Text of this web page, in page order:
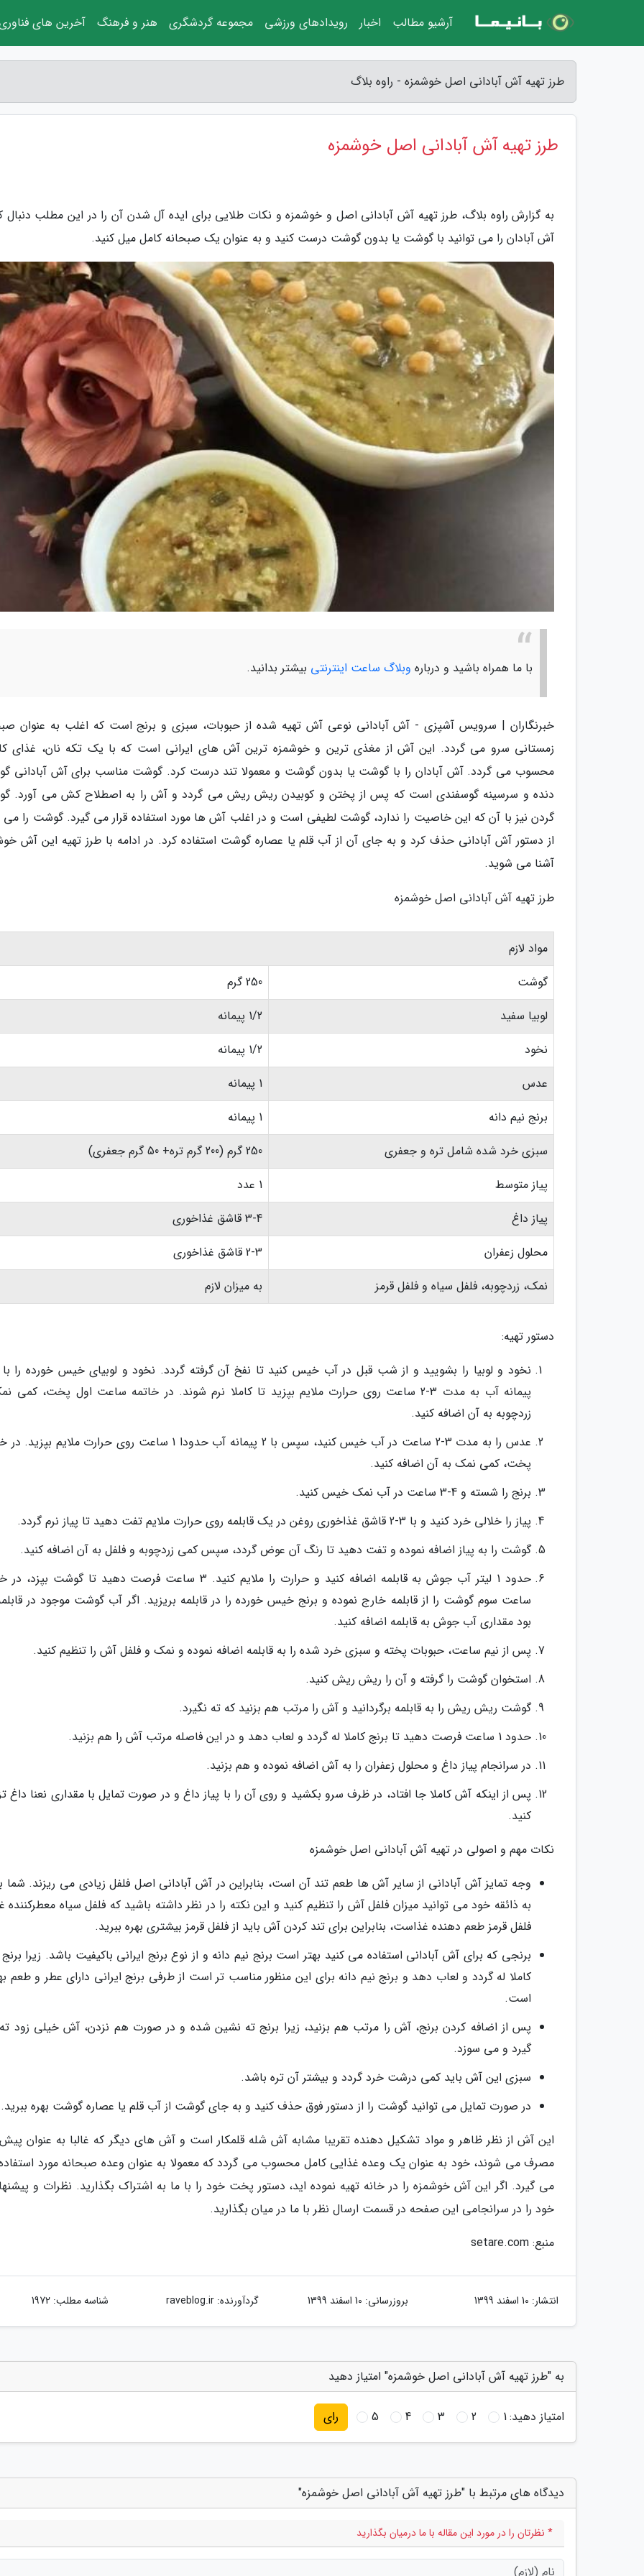
طرز تهیه آش آبادانی اصل خوشمزه - راوه بلاگ
طرز تهیه آش آبادانی اصل خوشمزه
به گزارش راوه بلاگ، طرز تهیه آش آبادانی اصل و خوشمزه و نکات طلایی برای ایده آل شدن آن را در این مطلب دنبال
آش آبادان را می توانید با گوشت یا بدون گوشت درست کنید و به عنوان یک صبحانه کامل میل کنید.
با ما همراه باشید و درباره وبلاگ ساعت اینترنتی بیشتر بدانید.
خبرنگاران | سرویس آشپزی - آش آبادانی نوعی آش تهیه شده از حبوبات، سبزی و برنج است که اغلب به عنوان
زمستانی سرو می گردد. این آش از مغذی ترین و خوشمزه ترین آش های ایرانی است که با یک تکه نان، غذای
محسوب می گردد. آش آبادان را با گوشت یا بدون گوشت و معمولا تند درست کرد. گوشت مناسب برای آش آبادانی
دنده و سرسینه گوسفندی است که پس از پختن و کوبیدن ریش ریش می گردد و آش را به اصطلاح کش می آورد.
گردن نیز با آن که این خاصیت را ندارد، گوشت لطیفی است و در اغلب آش ها مورد استفاده قرار می گیرد. گوشت را می
از دستور آش آبادانی حذف کرد و به جای آن از آب قلم یا عصاره گوشت استفاده کرد. در ادامه با طرز تهیه این آش
آشنا می شوید.
طرز تهیه آش آبادانی اصل خوشمزه
مواد لازم
گوشت
250 گرم
لوبیا سفید
1/2 پیمانه
نخود
1/2 پیمانه
عدس
1 پیمانه
برنج نیم دانه
1 پیمانه
سبزی خرد شده شامل تره و جعفری
250 گرم (200 گرم تره+ 50 گرم جعفری)
پیاز متوسط
1 عدد
پیاز داغ
3-4 قاشق غذاخوری
محلول زعفران
2-3 قاشق غذاخوری
نمک، زردچوبه، فلفل سیاه و فلفل قرمز
به میزان لازم
دستور تهیه:
پیمانه آب به مدت 3-2 ساعت روی حرارت ملایم بپزید تا کاملا نرم شوند. در خاتمه ساعت اول پخت، کمی
زردچوبه به آن اضافه کنید.
عدس را به مدت 3-2 ساعت در آب خیس کنید، سپس با 2 پیمانه آب حدودا 1 ساعت روی حرارت ملایم
پخت، کمی نمک به آن اضافه کنید.
برنج را شسته و 4-3 ساعت در آب نمک خیس کنید.
پیاز را خلالی خرد کنید و با 3-2 قاشق غذاخوری روغن در یک قابلمه روی حرارت ملایم تفت دهید تا پیاز نرم گردد.
گوشت را به پیاز اضافه نموده و تفت دهید تا رنگ آن عوض گردد، سپس کمی زردچوبه و فلفل به آن اضافه کنید.
حدود 1 لیتر آب جوش به قابلمه اضافه کنید و حرارت را ملایم کنید. 3 ساعت فرصت دهید تا گوشت
ساعت سوم گوشت را از قابلمه خارج نموده و برنج خیس خورده را در قابلمه بریزید. اگر آب گوشت موجود در
بود مقداری آب جوش به قابلمه اضافه کنید.
پس از نیم ساعت، حبوبات پخته و سبزی خرد شده را به قابلمه اضافه نموده و نمک و فلفل آش را تنظیم کنید.
استخوان گوشت را گرفته و آن را ریش ریش کنید.
گوشت ریش ریش را به قابلمه برگردانید و آش را مرتب هم بزنید که ته نگیرد.
حدود 1 ساعت فرصت دهید تا برنج کاملا له گردد و لعاب دهد و در این فاصله مرتب آش را هم بزنید.
در سرانجام پیاز داغ و محلول زعفران را به آش اضافه نموده و هم بزنید.
پس از اینکه آش کاملا جا افتاد، در ظرف سرو بکشید و روی آن را با پیاز داغ و در صورت تمایل با مقداری نعنا داغ
کنید.
نکات مهم و اصولی در تهیه آش آبادانی اصل خوشمزه
وجه تمایز آش آبادانی از سایر آش ها طعم تند آن است، بنابراین در آش آبادانی اصل فلفل زیادی می ریزند. شما
به ذائقه خود می توانید میزان فلفل آش را تنظیم کنید و این نکته را در نظر داشته باشید که فلفل سیاه معطرکننده
فلفل قرمز طعم دهنده غذاست، بنابراین برای تند کردن آش باید از فلفل قرمز بیشتری بهره ببرید.
برنجی که برای آش آبادانی استفاده می کنید بهتر است برنج نیم دانه و از نوع برنج ایرانی باکیفیت باشد. زیرا برنج
کاملا له گردد و لعاب دهد و برنج نیم دانه برای این منظور مناسب تر است از طرفی برنج ایرانی دارای عطر و طعم
است.
پس از اضافه کردن برنج، آش را مرتب هم بزنید، زیرا برنج ته نشین شده و در صورت هم نزدن، آش خیلی زود
گیرد و می سوزد.
سبزی این آش باید کمی درشت خرد گردد و بیشتر آن تره باشد.
در صورت تمایل می توانید گوشت را از دستور فوق حذف کنید و به جای گوشت از آب قلم یا عصاره گوشت بهره ببرید.
این آش از نظر ظاهر و مواد تشکیل دهنده تقریبا مشابه آش شله قلمکار است و آش های دیگر که غالبا به عنوان
مصرف می شوند، خود به عنوان یک وعده غذایی کامل محسوب می گردد که معمولا به عنوان وعده صبحانه مورد استفاده
می گیرد. اگر این آش خوشمزه را در خانه تهیه نموده اید، دستور پخت خود را با ما به اشتراک بگذارید. نظرات و
خود را در سرانجامی این صفحه در قسمت ارسال نظر با ما در میان بگذارید.
منبع: setare.com
انتشار: 10 اسفند 1399 بروزرسانی: 10 اسفند 1399 گردآورنده:raveblog.ir شناسه مطلب: 1972
به "طرز تهیه آش آبادانی اصل خوشمزه" امتیاز دهید
امتیاز دهید:1
2
3
4
5 رای
دیدگاه های مرتبط با "طرز تهیه آش آبادانی اصل خوشمزه"
* نظرتان را در مورد این مقاله با ما درمیان بگذارید
آرشیو مطالب اخبار رویدادهای ورزشی مجموعه گردشگری هنر و فرهنگ آخرین های